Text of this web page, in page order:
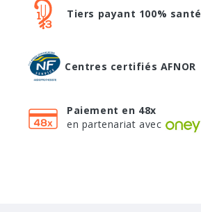
Tiers payant 100% santé
Centres certifiés AFNOR
Paiement en 48x
en partenariat avec